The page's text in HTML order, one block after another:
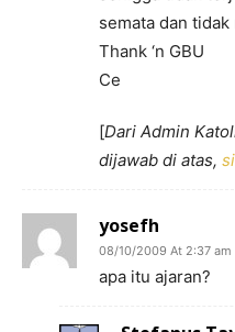
semata dan
Thank ‘n GBU
Ce
[Dari Admin
dijawab di atas,
yosefh
08/10/2009 At 2:37 am
apa itu ajaran?